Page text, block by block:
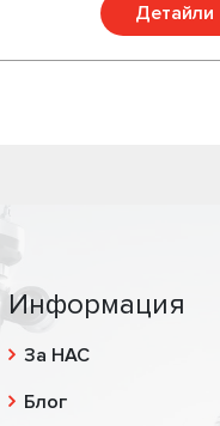
Детайли
Информация
За НАС
Блог